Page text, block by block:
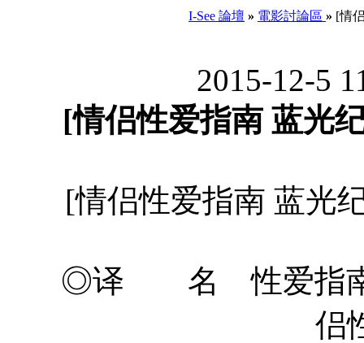
I-See 論壇 » 電影討論區 » [情
2015-12-5
[情侣性爱指南 蓝光
[情侣性爱指南 蓝光
◎译 名 性爱指南
侣